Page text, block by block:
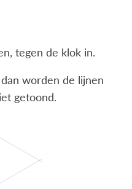
tegen de klok in.
worden de lijnen
getoond.